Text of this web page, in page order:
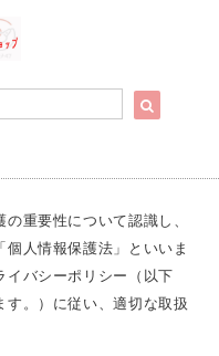
重要性について認識し、
人情報保護法」といいま
イバシーポリシー（以下
す。）に従い、適切な取扱